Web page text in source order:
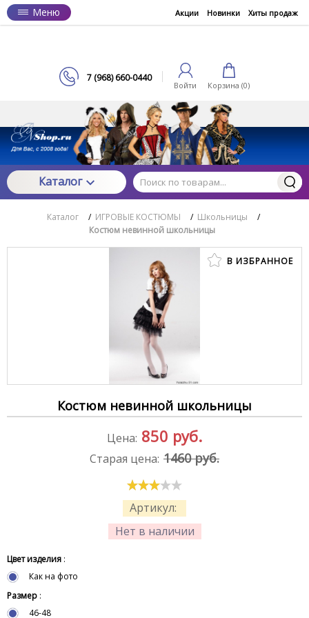
Меню Акции Новинки Хиты продаж
7 (968) 660-0440
Войти Корзина (0)
Каталог
Каталог / ИГРОВЫЕ КОСТЮМЫ / Школьницы
/
Костюм невинной школьницы
В ИЗБРАННОЕ
Костюм невинной школьницы
Артикул:
Нет в наличии
Цена: 850 руб.
Старая цена: 1460 руб.
Цвет изделия :
Как на фото
Размер :
46-48